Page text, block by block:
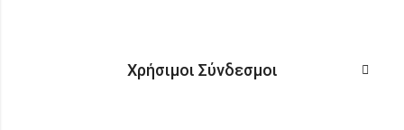
Χρήσιμοι Σύνδεσμοι